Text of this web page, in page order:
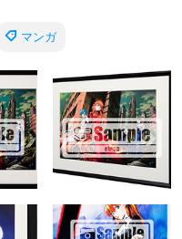
マンガ